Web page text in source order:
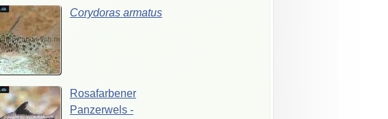
Corydoras armatus
Rosafarbener
Panzerwels -